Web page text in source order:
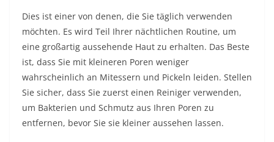
Dies ist einer von denen, die Sie täglich verwenden
möchten. Es wird Teil Ihrer nächtlichen Routine, um
eine großartig aussehende Haut zu erhalten. Das Beste
ist, dass Sie mit kleineren Poren weniger
wahrscheinlich an Mitessern und Pickeln leiden. Stellen
Sie sicher, dass Sie zuerst einen Reiniger verwenden,
um Bakterien und Schmutz aus Ihren Poren zu
entfernen, bevor Sie sie kleiner aussehen lassen.